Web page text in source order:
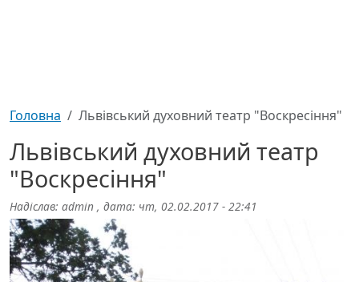
Головна Львівський духовний театр "Воскресіння"
Львівський духовний театр
"Воскресіння"
Надіслав: admin , дата: чт, 02.02.2017 - 22:41